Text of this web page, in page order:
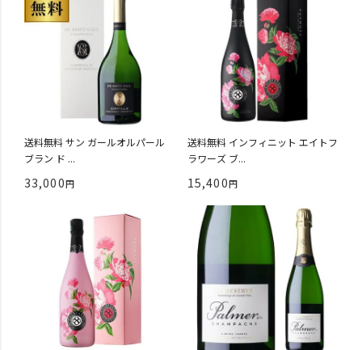
送料無料 サン ガールオルパール
ブラン ド ...
33,000
送料無料 インフィニット エイトフ
ラワーズ ブ...
15,400